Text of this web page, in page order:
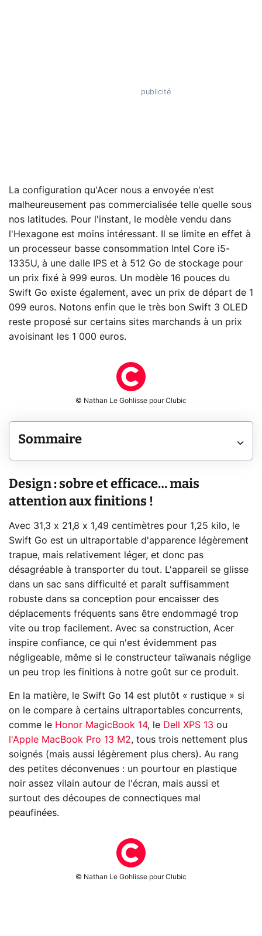
La configuration qu'Acer nous a envoyée n'est
malheureusement pas commercialisée telle quelle sous
nos latitudes. Pour l'instant, le modèle vendu dans
l'Hexagone est moins intéressant. Il se limite en effet à
un processeur basse consommation Intel Core i5-
1335U, à une dalle IPS et à 512 Go de stockage pour
un prix fixé à 999 euros. Un modèle 16 pouces du
Swift Go existe également, avec un prix de départ de 1
099 euros. Notons enfin que le très bon Swift 3 OLED
reste proposé sur certains sites marchands à un prix
avoisinant les 1 000 euros.
© Nathan Le Gohlisse pour Clubic
Sommaire
Design : sobre et efficace… mais
attention aux finitions !
Avec 31,3 x 21,8 x 1,49 centimètres pour 1,25 kilo, le
Swift Go est un ultraportable d'apparence légèrement
trapue, mais relativement léger, et donc pas
désagréable à transporter du tout. L'appareil se glisse
dans un sac sans difficulté et paraît suffisamment
robuste dans sa conception pour encaisser des
déplacements fréquents sans être endommagé trop
vite ou trop facilement. Avec sa construction, Acer
inspire confiance, ce qui n'est évidemment pas
négligeable, même si le constructeur taïwanais néglige
un peu trop les finitions à notre goût sur ce produit.
En la matière, le Swift Go 14 est plutôt « rustique » si
on le compare à certains ultraportables concurrents,
comme le Honor MagicBook 14, le Dell XPS 13 ou
l'Apple MacBook Pro 13 M2, tous trois nettement plus
soignés (mais aussi légèrement plus chers). Au rang
des petites déconvenues : un pourtour en plastique
noir assez vilain autour de l'écran, mais aussi et
surtout des découpes de connectiques mal
peaufinées.
© Nathan Le Gohlisse pour Clubic